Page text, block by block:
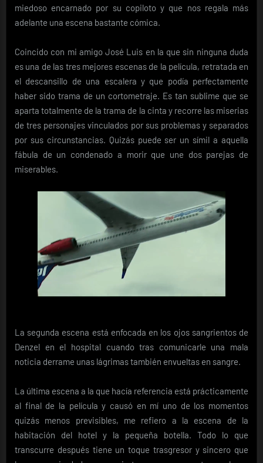
miedoso encarnado por su copiloto y que nos regala más
adelante una escena bastante cómica.
Coincido con mi amigo José Luis en la que sin ninguna duda
es una de las tres mejores escenas de la película, retratada en
el descansillo de una escalera y que podía perfectamente
haber sido trama de un cortometraje. Es tan sublime que se
aparta totalmente de la trama de la cinta y recorre las miserias
de tres personajes vinculados por sus problemas y separados
por sus circunstancias. Quizás puede ser un símil a aquella
fábula de un condenado a morir que une dos parejas de
miserables.
La segunda escena está enfocada en los ojos sangrientos de
Denzel en el hospital cuando tras comunicarle una mala
noticia derrame unas lágrimas también envueltas en sangre.
La última escena a la que hacía referencia está prácticamente
al final de la película y causó en mí uno de los momentos
quizás menos previsibles, me refiero a la escena de la
habitación del hotel y la pequeña botella. Todo lo que
transcurre después tiene un toque trasgresor y sincero que